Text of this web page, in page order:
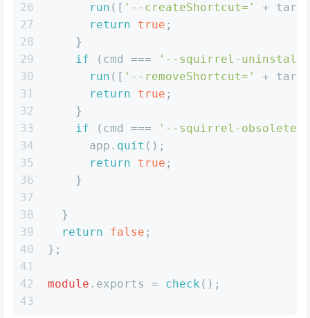
26
27
28
29
30
31
32
33
34
35
36
37
38
39
40
41
42
43
run ([ '--createShortcut='
+
return
true ;
    }
if (cmd ===
'--squirrel-uninstall'
run ([ '--removeShortcut='
+
return
true ;
    }
if (cmd === '--squirrel-obsolete'
      app.
quit ();
return
true ;
    }
  }
return
false ;
};
module . exports = check ();